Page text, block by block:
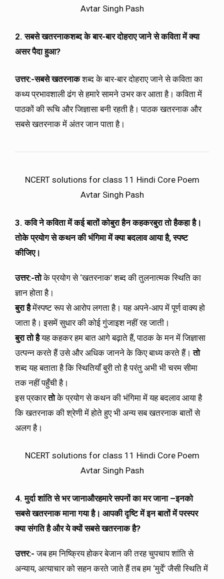
Avtar Singh Pash
2. सबसे खतरनाकशब्द के बार-बार दोहराए जाने से कविता में क्या
असर पैदा हुआ?
उत्तर:-सबसे खतरनाकशब्द के बार-बार दोहराए जाने से कविता का
कथ्य प्रभावशाली ढंग से हमारे सामने उभर कर आता है। कविता में
पाठकों की रूचि और जिज्ञासा बनी रहती है। पाठक खतरनाक और
सबसे खतरनाक में अंतर जान पाता है।
NCERT solutions for class 11 Hindi Core Poem
Avtar Singh Pash
3. कवि ने कविता में कई बातों कोबुरा हैन कहकरबुरा तो हैकहा है।
तोके प्रयोग से कथन की भंगिमा में क्या बदलाव आया है, स्पष्ट
कीजिए।
उत्तर:-तोके प्रयोग से ‘खतरनाक’ शब्द की तुलनात्मक स्थिति का
ज्ञान होता है।
बुरा हैमेंस्पष्ट रूप से आरोप लगता है। यह अपने-आप में पूर्ण वाक्य हो
जाता है। इसमें सुधार की कोई गुंजाइश नहीं रह जाती।
बुरा तो हैयह कहकर हम बात आगे बढ़ाते हैं, पाठक के मन में जिज्ञासा
उत्पन्न करते हैं उसे और अधिक जानने के किए बाध्य करते हैं।तो
शब्द यह बताता है कि स्थितियाँ बुरी तो है परंतु अभी भी चरम सीमा
तक नहीं पहुँची है।
इस प्रकारतोके प्रयोग से कथन की भंगिमा में यह बदलाव आया है
कि खतरनाक की श्रेणी में होते हुए भी अन्य सब खतरनाक बातों से
अलग है।
NCERT solutions for class 11 Hindi Core Poem
Avtar Singh Pash
4. मुर्दा शांति से भर जानाऔरहमारे सपनों का मर जाना –इनको
सबसे खतरनाक माना गया है। आपकी दृष्टि में इन बातों में परस्पर
क्या संगति है और ये क्यों सबसे खतरनाक है?
उत्तर:- जब हम निष्क्रिय होकर बेजान की तरह चुपचाप शांति से
अन्याय, अत्याचार को सहन करते जाते हैं तब हम ‘मुर्दे’ जैसी स्थिति में